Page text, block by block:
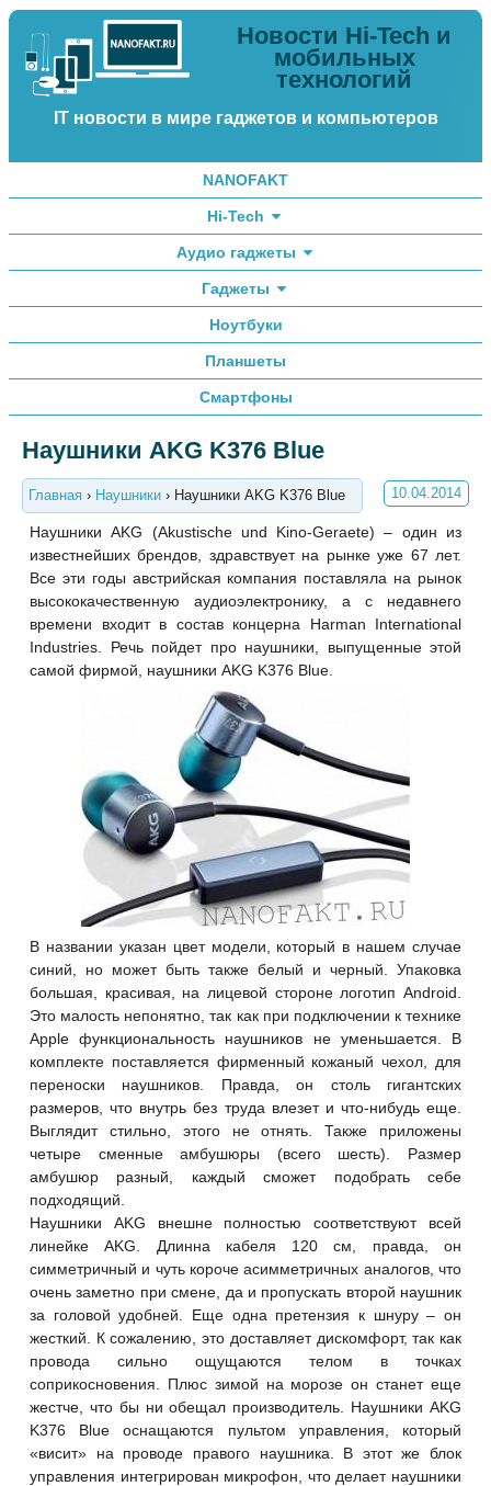
Новости Hi-Tech и
мобильных
технологий
IT новости в мире гаджетов и компьютеров
NANOFAKT
Hi-Tech
Аудио гаджеты
Гаджеты
Ноутбуки
Планшеты
Смартфоны
Наушники AKG K376 Blue
Главная › Наушники › Наушники AKG K376 Blue 10.04.2014
Наушники AKG (Akustische und Kino-Geraete) – один из
известнейших брендов, здравствует на рынке уже 67 лет.
Все эти годы австрийская компания поставляла на рынок
высококачественную аудиоэлектронику, а с недавнего
времени входит в состав концерна Harman International
Industries. Речь пойдет про наушники, выпущенные этой
самой фирмой, наушники AKG K376 Blue.
В названии указан цвет модели, который в нашем случае
синий, но может быть также белый и черный. Упаковка
большая, красивая, на лицевой стороне логотип Android.
Это малость непонятно, так как при подключении к технике
Apple функциональность наушников не уменьшается. В
комплекте поставляется фирменный кожаный чехол, для
переноски наушников. Правда, он столь гигантских
размеров, что внутрь без труда влезет и что-нибудь еще.
Выглядит стильно, этого не отнять. Также приложены
четыре сменные амбушюры (всего шесть). Размер
амбушюр разный, каждый сможет подобрать себе
подходящий.
Наушники AKG внешне полностью соответствуют всей
линейке AKG. Длинна кабеля 120 см, правда, он
симметричный и чуть короче асимметричных аналогов, что
очень заметно при смене, да и пропускать второй наушник
за головой удобней. Еще одна претензия к шнуру – он
жесткий. К сожалению, это доставляет дискомфорт, так как
провода сильно ощущаются телом в точках
соприкосновения. Плюс зимой на морозе он станет еще
жестче, что бы ни обещал производитель. Наушники AKG
K376 Blue оснащаются пультом управления, который
«висит» на проводе правого наушника. В этот же блок
управления интегрирован микрофон, что делает наушники